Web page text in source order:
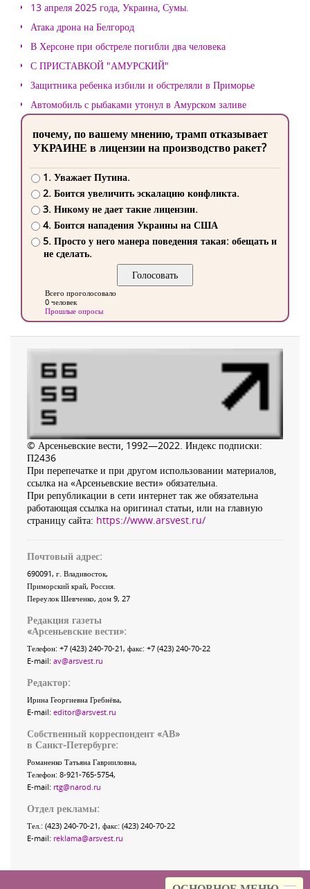
13 апреля 2025 года, Украина, Сумы.
Атака дрона на Белгород
В Херсоне при обстреле погибли два человека
С ПРИСТАВКОЙ "АМУРСКИЙ"
Защитника ребенка избили и обстреляли в Приморье
Автомобиль с рыбаками утонул в Амурском заливе
почему, по вашему мнению, трамп отказывает
УКРАИНЕ в лицензии на производство ракет?
1. Уважает Путина.
2. Боится увеличить эскалацию конфликта.
3. Никому не дает такие лицензии.
4. Боится нападения Украины на США
5. Просто у него манера поведения такая: обещать и
не сделать.
Всего проголосовало
0 человек
Прошлые опросы
© Арсеньевские вести, 1992—2022. Индекс подписки:
П2436
При перепечатке и при другом использовании материалов,
ссылка на «Арсеньевские вести» обязательна.
При републикации в сети интернет так же обязательна
работающая ссылка на оригинал статьи, или на главную
страницу сайта: https://www.arsvest.ru/
Почтовый адрес:
690091, г. Владивосток,
Приморский край, Россия
Переулок Шевченко, дом 9, 27
Редакция газеты
«Арсеньевские вести»:
Телефон: +7 (423) 240-70-21, факс: +7 (423) 240-70-22
E-mail: av@arsvest.ru
Редактор:
Ирина Георгиевна Гребнёва,
E-mail: editor@arsvest.ru
Собственный корреспондент «АВ»
в Санкт-Петербурге:
Романенко Татьяна Гаврииловна,
Телефон: 8-921-765-5754,
E-mail: rtg@narod.ru
Отдел рекламы:
Тел.: (423) 240-70-21, факс: (423) 240-70-22
E-mail: reklama@arsvest.ru